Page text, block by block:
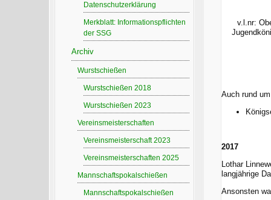
Datenschutzerklärung
Merkblatt: Informationspflichten
der SSG
Archiv
Wurstschießen
Wurstschießen 2018
Wurstschießen 2023
Vereinsmeisterschaften
Vereinsmeisterschaft 2023
Vereinsmeisterschaften 2025
Mannschaftspokalschießen
Mannschaftspokalschießen
v.l.nr:
Auch rund
2017
Lothar
langjährige
Ansonsten